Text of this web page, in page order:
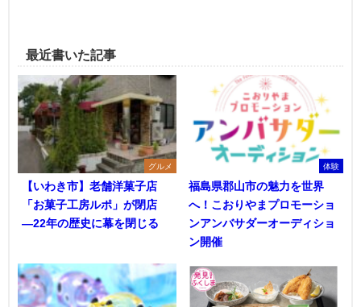
最近書いた記事
グルメ
【いわき市】老舗洋菓子店
「お菓子工房ルポ」が閉店
―22年の歴史に幕を閉じる
体験
福島県郡山市の魅力を世界
へ！こおりやまプロモーショ
ンアンバサダーオーディショ
ン開催